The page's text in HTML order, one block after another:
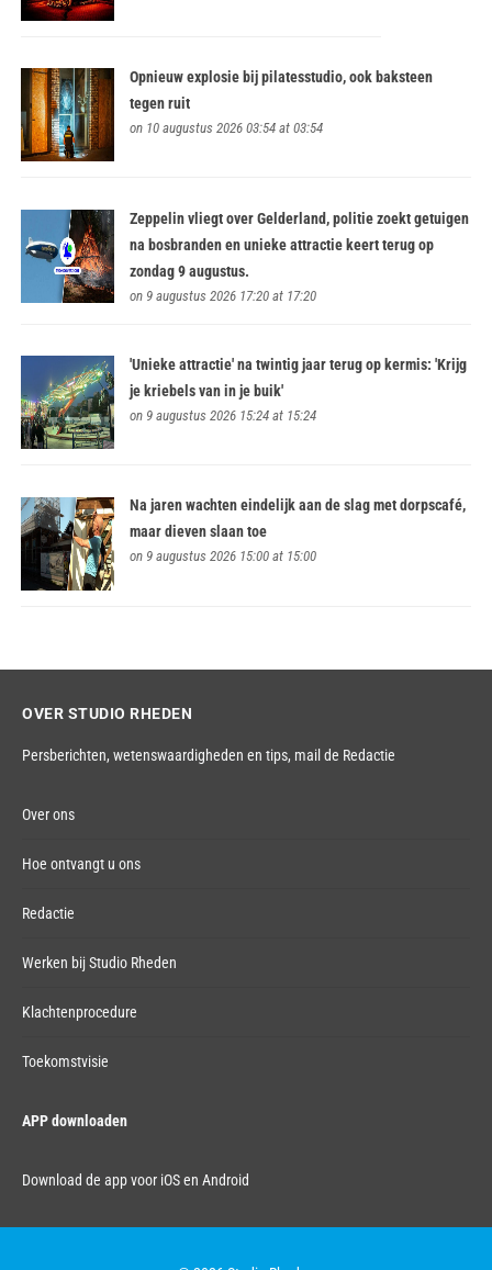
Opnieuw explosie bij pilatesstudio, ook baksteen
tegen ruit
on 10 augustus 2026 03:54 at 03:54
Zeppelin vliegt over Gelderland, politie zoekt getuigen
na bosbranden en unieke attractie keert terug op
zondag 9 augustus.
on 9 augustus 2026 17:20 at 17:20
'Unieke attractie' na twintig jaar terug op kermis: 'Krijg
je kriebels van in je buik'
on 9 augustus 2026 15:24 at 15:24
Na jaren wachten eindelijk aan de slag met dorpscafé,
maar dieven slaan toe
on 9 augustus 2026 15:00 at 15:00
OVER STUDIO RHEDEN
Persberichten, wetenswaardigheden en tips, mail de Redactie
Over ons
Hoe ontvangt u ons
Redactie
Werken bij Studio Rheden
Klachtenprocedure
Toekomstvisie
APP downloaden
Download de app voor iOS en Android